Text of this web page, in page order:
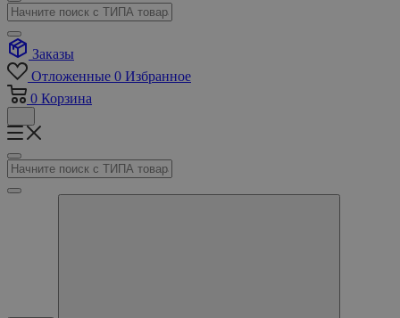
Заказы
Отложенные 0 Избранное
0 Корзина